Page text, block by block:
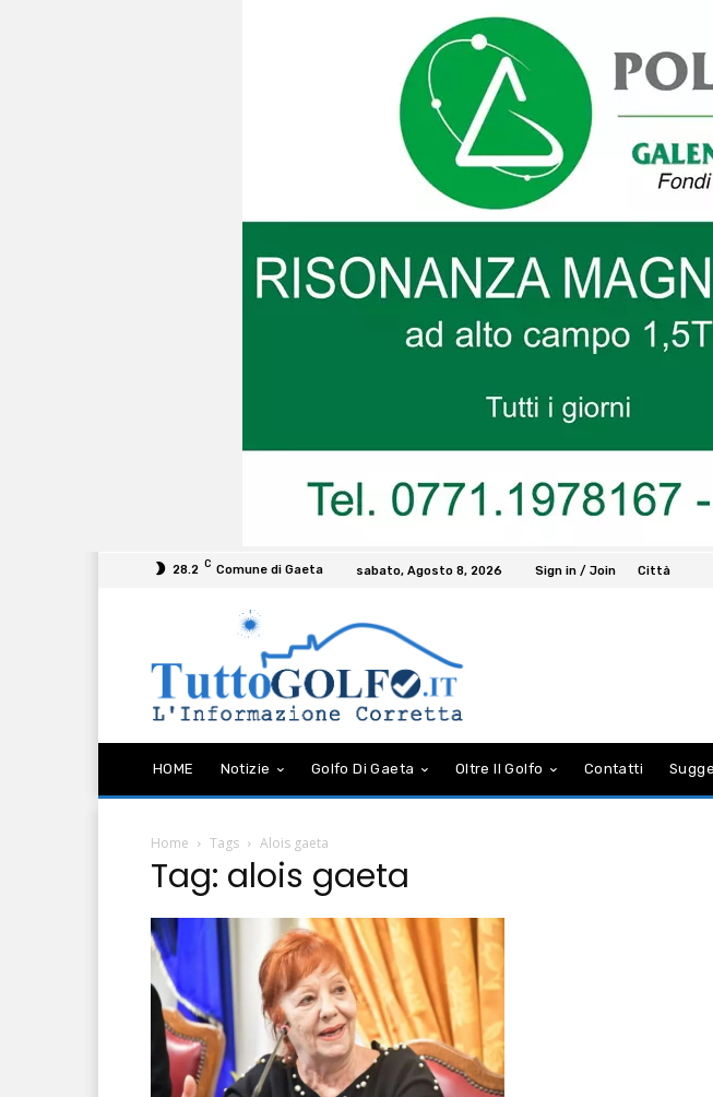
28.2 C Comune di Gaeta sabato, Agosto 8, 2026 Sign in / Join Città
HOME Notizie Golfo Di Gaeta Oltre Il Golfo Contatti
Home Tags Alois gaeta
Tag: alois gaeta